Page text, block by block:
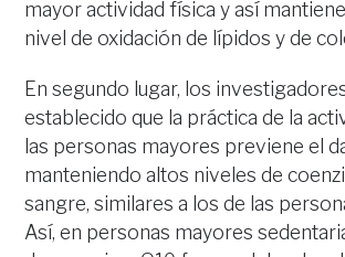
mayor actividad física y así
nivel de oxidación de lípidos y de
En segundo lugar, los
establecido que la práctica de la
las personas mayores previene el
manteniendo altos niveles de
sangre, similares a los de las
Así, en personas mayores